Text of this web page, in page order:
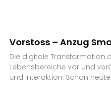
Vorstoss – Anzug
Die digitale Transformation
Lebensbereiche vor und
und Interaktion. Schon